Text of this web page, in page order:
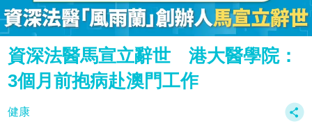
資深法醫馬宣立辭世 港大醫學院：
3個月前抱病赴澳門工作
健康